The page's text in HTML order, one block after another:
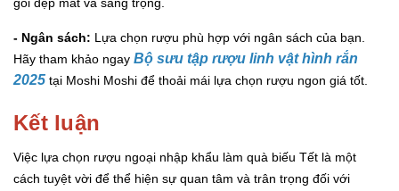
- Ngân sách: Lựa chọn rượu phù hợp với ngân sách của bạn.
Hãy tham khảo ngay Bộ sưu tập rượu linh vật hình rắn
2025 tại Moshi Moshi để thoải mái lựa chọn rượu ngon giá tốt.
Kết luận
Việc lựa chọn rượu ngoại nhập khẩu làm quà biếu Tết là một
cách tuyệt vời để thể hiện sự quan tâm và trân trọng đối với